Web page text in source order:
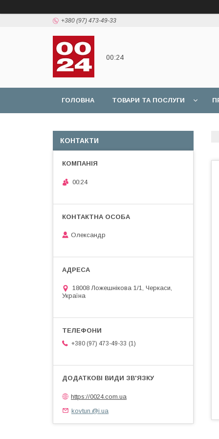
+380 (97) 473-49-33
00:24
ГОЛОВНА ТОВАРИ ТА ПОСЛУГИ
КОНТАКТИ
00:24
Олександр
18008 Ложешнікова 1/1, Черкаси,
Україна
+380 (97) 473-49-33 1
https://0024.com.ua
kovtun.@i.ua